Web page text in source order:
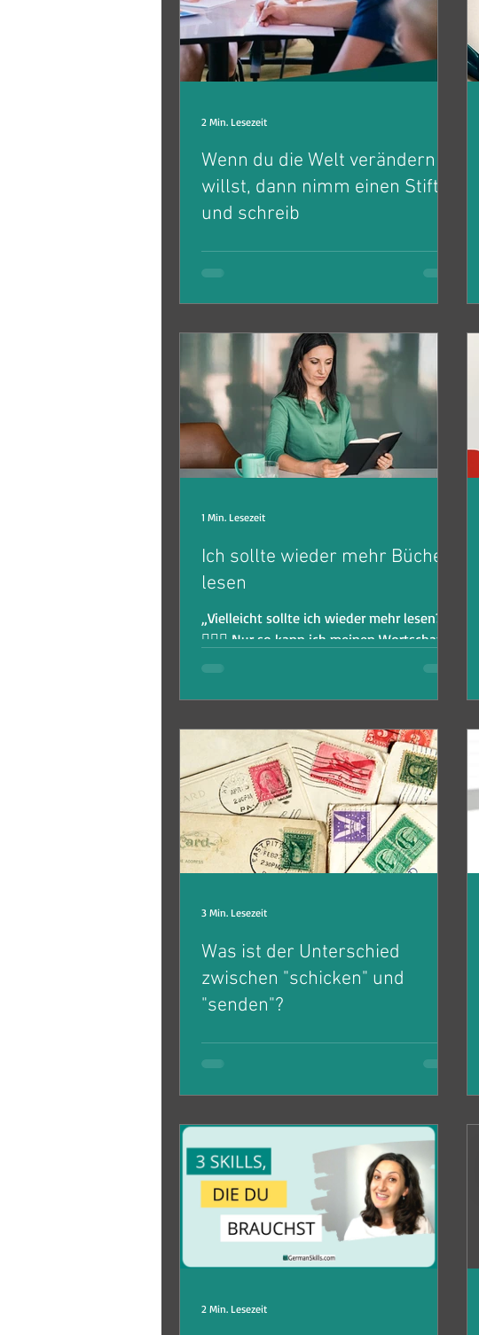
Lerninspiration Strategien Prüfungen
Wenn du die Welt verändern
willst, dann nimm einen Stift
und schreib
Das soll Martin Luther gesagt haben:
„Wenn du die Welt verändern willst, dann
2 Min. Lesezeit
Ich sollte wieder mehr Bücher
lesen
„Vielleicht sollte ich wieder mehr lesen?!
🤷🏻‍♀️ Nur so kann ich meinen Wortschatz
erweitern, oder? Das hat mir zumindest
1 Min. Lesezeit
Was ist der Unterschied
zwischen "schicken" und
"senden"?
Senden oder schicken - wann sagen wir
was? Und welche anderen Präfixe gibt es
3 Min. Lesezeit
2 Min. Lesezeit